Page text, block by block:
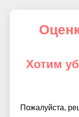
Хотим
Пожалуйста,